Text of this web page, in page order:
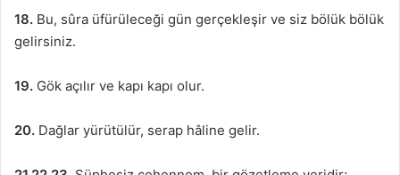
18. Bu, sûra üfürüleceği gün gerçekleşir ve siz bölük bölük
gelirsiniz.
19. Gök açılır ve kapı kapı olur.
20. Dağlar yürütülür, serap hâline gelir.